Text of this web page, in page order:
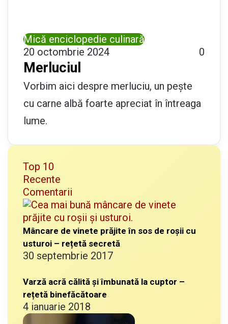
Mică enciclopedie culinară
20 octombrie 2024
0
Merluciul
Vorbim aici despre merluciu, un pește
cu carne albă foarte apreciat în întreaga
lume.
Top 10
Recente
Comentarii
Mâncare de vinete prăjite în sos de roșii cu
usturoi – rețetă secretă
30 septembrie 2017
Varză acră călită și îmbunată la cuptor –
rețetă binefăcătoare
4 ianuarie 2018